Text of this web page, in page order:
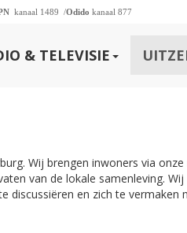
kanaal 1489 /Odido kanaal 877
& TELEVISIE
Wij brengen inwoners via onze
van de lokale samenleving. Wij
discussiëren en zich te vermaken